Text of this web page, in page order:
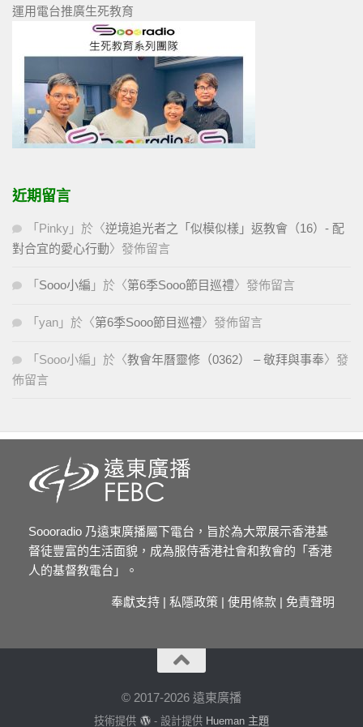
運用電台推廣生死教育
近期留言
「 Pinky 」於〈逆境追光者之「似模似樣」返教會（16）- 配
對合宜的愛心行動〉發佈留言
「 Sooo小編 」於〈第6季Sooo節目巡禮〉發佈留言
「 yan 」於〈第6季Sooo節目巡禮〉發佈留言
「 Sooo小編 」於〈教會年曆靈修（0362） – 敬拜與事奉〉發
佈留言
Soooradio 乃遠東廣播屬下電台，旨於為大眾展示香港基
督徒豐富的生活面貌，成為服侍香港社會和教會的「香港
人的基督教電台」。
奉獻支持 | 私隱政策 | 使用條款 | 免責聲明
© 2017-2026 遠東廣播
技術提供 - 設計提供 Hueman 主題